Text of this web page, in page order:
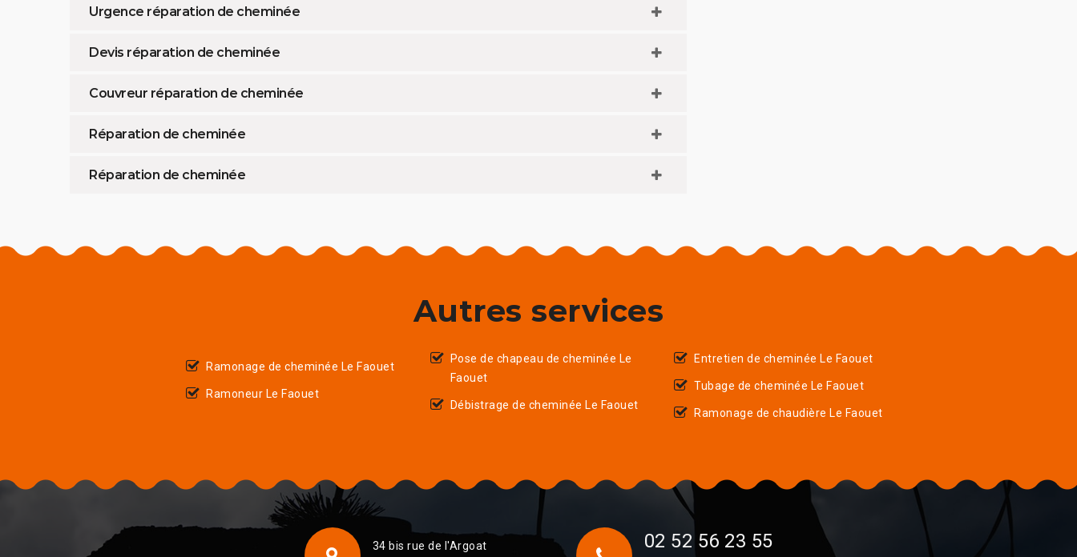
Urgence réparation de cheminée
Devis réparation de cheminée
Couvreur réparation de cheminée
Réparation de cheminée
Réparation de cheminée
Autres services
Ramonage de cheminée Le Faouet
Ramoneur Le Faouet
Pose de chapeau de cheminée Le
Faouet
Débistrage de cheminée Le Faouet
Entretien de cheminée Le Faouet
Tubage de cheminée Le Faouet
Ramonage de chaudière Le Faouet
34 bis rue de l'Argoat 02 52 56 23 55